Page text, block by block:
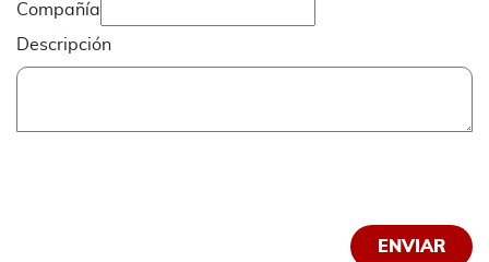
Compañía
Descripción